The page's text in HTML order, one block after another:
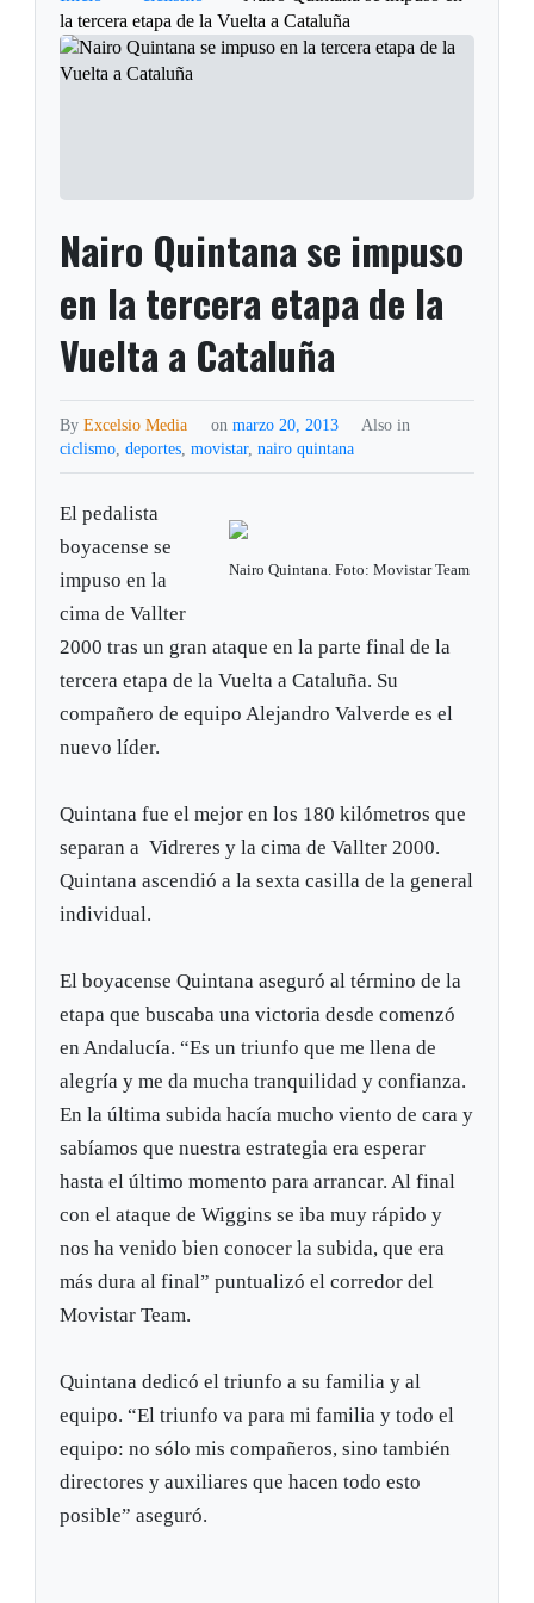
la tercera etapa de la Vuelta a Cataluña
Nairo Quintana se impuso
en la tercera etapa de la
Vuelta a Cataluña
ByExcelsio Media on marzo 20, 2013
Also in
ciclismo,deportes,movistar,nairo quintana
Nairo Quintana. Foto: Movistar Team
El pedalista
boyacense se
impuso en la
cima de Vallter
2000 tras un gran ataque en la parte final de la
tercera etapa de la Vuelta a Cataluña. Su
compañero de equipo Alejandro Valverde es el
nuevo líder.
Quintana fue el mejor en los 180 kilómetros que
separan a Vidreres y la cima de Vallter 2000.
Quintana ascendió a la sexta casilla de la general
individual.
El boyacense Quintana aseguró al término de la
etapa que buscaba una victoria desde comenzó
en Andalucía. “Es un triunfo que me llena de
alegría y me da mucha tranquilidad y confianza.
En la última subida hacía mucho viento de cara y
sabíamos que nuestra estrategia era esperar
hasta el último momento para arrancar. Al final
con el ataque de Wiggins se iba muy rápido y
nos ha venido bien conocer la subida, que era
más dura al final” puntualizó el corredor del
Movistar Team.
Quintana dedicó el triunfo a su familia y al
equipo. “El triunfo va para mi familia y todo el
equipo: no sólo mis compañeros, sino también
directores y auxiliares que hacen todo esto
posible” aseguró.